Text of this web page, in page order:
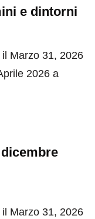
e dintorni
Marzo 31, 2026
2026 a
Marzo 31, 2026